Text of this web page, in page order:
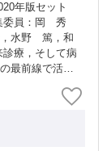
年版セット
委員：岡 秀
，水野 篤，和
療，そして病
最前線で活躍
J-CO...